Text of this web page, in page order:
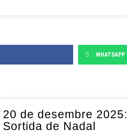
WHATSAPP
20 de desembre 2025:
Sortida de Nadal